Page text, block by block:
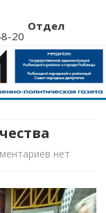
67 Отдел
20
к
Визит
нет